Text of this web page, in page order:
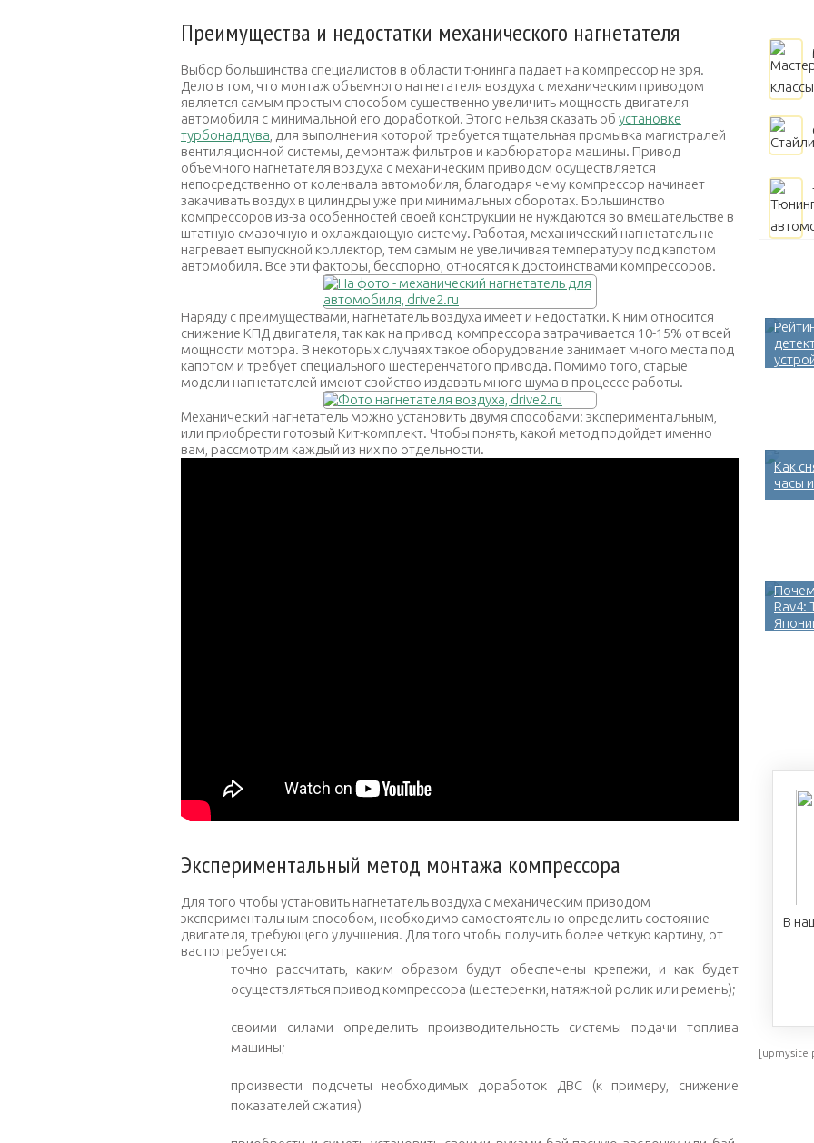
Преимущества и недостатки механического нагнетателя
Выбор большинства специалистов в области тюнинга падает на компрессор не зря.
Дело в том, что монтаж объемного нагнетателя воздуха с механическим приводом
является самым простым способом существенно увеличить мощность двигателя
автомобиля с минимальной его доработкой. Этого нельзя сказать об установке
турбонаддува , для выполнения которой требуется тщательная промывка магистралей
вентиляционной системы, демонтаж фильтров и карбюратора машины. Привод
объемного нагнетателя воздуха с механическим приводом осуществляется
непосредственно от коленвала автомобиля, благодаря чему компрессор начинает
закачивать воздух в цилиндры уже при минимальных оборотах. Большинство
компрессоров из-за особенностей своей конструкции не нуждаются во вмешательстве в
штатную смазочную и охлаждающую систему. Работая, механический нагнетатель не
нагревает выпускной коллектор, тем самым не увеличивая температуру под капотом
автомобиля. Все эти факторы, бесспорно, относятся к достоинствами компрессоров.
Наряду с преимуществами, нагнетатель воздуха имеет и недостатки. К ним относится
снижение КПД двигателя, так как на привод компрессора затрачивается 10-15% от всей
мощности мотора. В некоторых случаях такое оборудование занимает много места под
капотом и требует специального шестеренчатого привода. Помимо того, старые
модели нагнетателей имеют свойство издавать много шума в процессе работы.
Механический нагнетатель можно установить двумя способами: экспериментальным,
или приобрести готовый Кит-комплект. Чтобы понять, какой метод подойдет именно
вам, рассмотрим каждый из них по отдельности.
Экспериментальный метод монтажа компрессора
Для того чтобы установить нагнетатель воздуха с механическим приводом
экспериментальным способом, необходимо самостоятельно определить состояние
двигателя, требующего улучшения. Для того чтобы получить более четкую картину, от
вас потребуется:
точно рассчитать, каким образом будут обеспечены крепежи, и как будет
осуществляться привод компрессора (шестеренки, натяжной ролик или ремень);
своими силами определить производительность системы подачи топлива
машины;
произвести подсчеты необходимых доработок ДВС (к примеру, снижение
показателей сжатия)
Как
часы
Rav4:
В
[upmysite